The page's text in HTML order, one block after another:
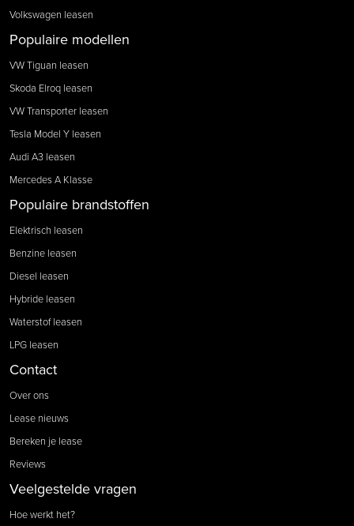
Volkswagen leasen
Populaire modellen
VW Tiguan leasen
Skoda Elroq leasen
VW Transporter leasen
Tesla Model Y leasen
Audi A3 leasen
Mercedes A Klasse
Populaire brandstoffen
Elektrisch leasen
Benzine leasen
Diesel leasen
Hybride leasen
Waterstof leasen
LPG leasen
Contact
Over ons
Lease nieuws
Bereken je lease
Reviews
Veelgestelde vragen
Hoe werkt het?